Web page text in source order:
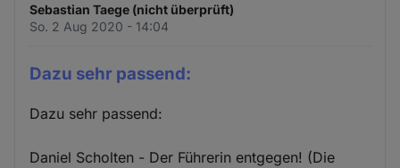
Sebastian Taege (nicht überprüft)
So. 2 Aug 2020 - 14:04
Dazu sehr passend:
Dazu sehr passend:
Daniel Scholten - Der Führerin entgegen! (Die